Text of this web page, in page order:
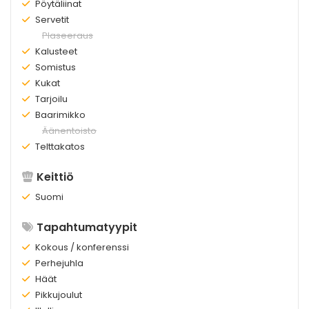
Olemassa:
Pöytäliinat
Olemassa:
Servetit
Ei
olemassa:
Plaseeraus
Olemassa:
Kalusteet
Olemassa:
Somistus
Olemassa:
Kukat
Olemassa:
Tarjoilu
Olemassa:
Baarimikko
Ei
olemassa:
Äänentoisto
Olemassa:
Telttakatos
Keittiö
Olemassa:
Suomi
Tapahtumatyypit
Olemassa:
Kokous / konferenssi
Olemassa:
Perhejuhla
Olemassa:
Häät
Olemassa:
Pikkujoulut